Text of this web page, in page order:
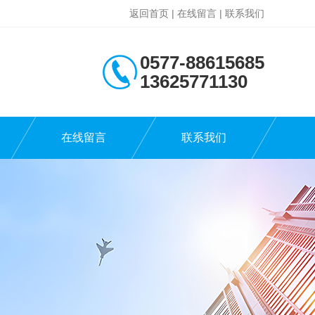
返回首页 | 在线留言 | 联系我们
0577-88615685
13625771130
在线留言 联系我们